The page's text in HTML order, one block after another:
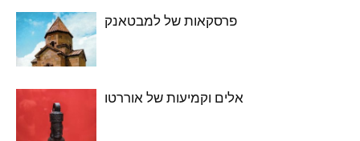
פרסקאות של למבטאנק
אלים וקמיעות של אוררטו